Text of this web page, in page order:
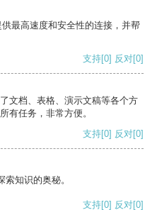
最高速度和安全性的连接，并帮
支持[0] 反对[0]
文档、表格、演示文稿等各个方
有任务，非常方便。
支持[0] 反对[0]
知识的奥秘。
支持[0] 反对[0]